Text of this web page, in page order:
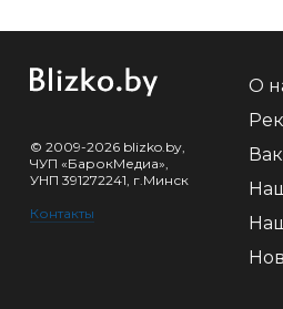
© 2009-2026 blizko.by,
ЧУП «БарокМедиа»,
УНП 391272241, г.Минск
Контакты
О